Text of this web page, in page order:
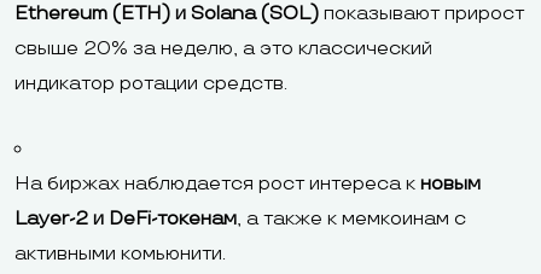
Ethereum (ETH) и Solana (SOL) показывают прирост
свыше 20% за неделю, а это классический
индикатор ротации средств.
На биржах наблюдается рост интереса к новым
Layer-2 и DeFi-токенам, а также к мемкоинам с
активными комьюнити.